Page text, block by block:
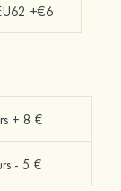
+€6
+ 8 €
- 5 €